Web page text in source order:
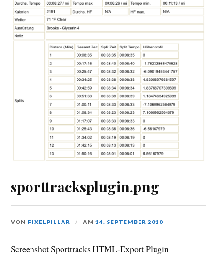
sporttracksplugin.png
VON PIXELPILLAR AM14. SEPTEMBER 2010
Screenshot Sporttracks HTML-Export Plugin